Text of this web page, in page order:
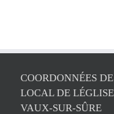
COORDONNÉES
LOCAL DE
VAUX-SUR-SÛRE